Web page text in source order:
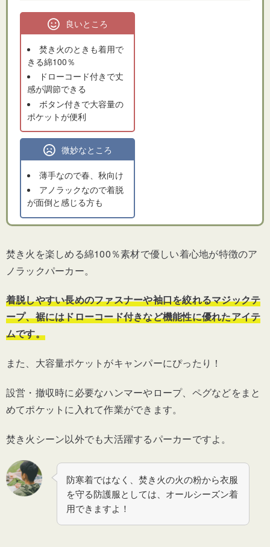
良いところ
焚き火のときも着用で
きる綿100％
ドローコード付きで丈
感が調節できる
ボタン付きで大容量の
ポケットが便利
微妙なところ
薄手なので春、秋向け
アノラックなので着脱
が面倒と感じる方も
焚き火を楽しめる綿100％素材で優しい着心地が特徴のア
ノラックパーカー。
着脱しやすい長めのファスナーや袖口を絞れるマジックテ
ープ、裾にはドローコード付きなど機能性に優れたアイテ
ムです。
また、大容量ポケットがキャンパーにぴったり！
設営・撤収時に必要なハンマーやロープ、ペグなどをまと
めてポケットに入れて作業ができます。
焚き火シーン以外でも大活躍するパーカーですよ。
防寒着ではなく、焚き火の火の粉から衣服
を守る防護服としては、オールシーズン着
用できますよ！